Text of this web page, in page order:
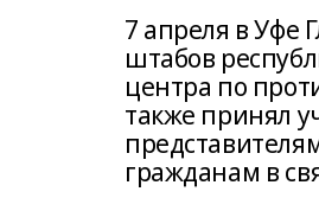
7 апреля в Уфе
штабов
центра по
также принял
гражданам в